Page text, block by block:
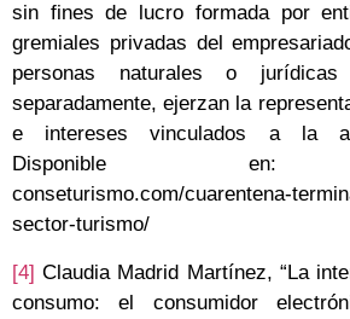
sin fines de lucro formada por
gremiales privadas del
personas naturales o
separadamente, ejerzan la
e intereses vinculados a la
Disponible en:
conseturismo.com/cuarentena-
sector-turismo/
[4] Claudia Madrid Martínez, “La
consumo: el consumidor